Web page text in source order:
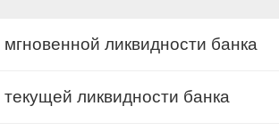
ликвидности банка
ликвидности банка